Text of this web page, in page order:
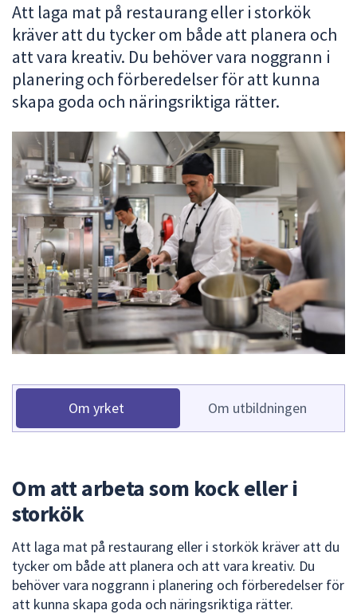
sökförslag
att
presenteras
under
fältet.
Använd
piltangenterna
för
att
navigera
mellan
sökförslagen
och
enter
för
att
välja
något
av
Att laga mat på restaurang eller i storkök
kräver att du tycker om både att planera och
att vara kreativ. Du behöver vara noggrann i
planering och förberedelser för att kunna
skapa goda och näringsriktiga rätter.
Om yrket Om utbildningen
Om att arbeta som kock eller i
storkök
Att laga mat på restaurang eller i storkök kräver att du
tycker om både att planera och att vara kreativ. Du
behöver vara noggrann i planering och förberedelser för
att kunna skapa goda och näringsriktiga rätter.